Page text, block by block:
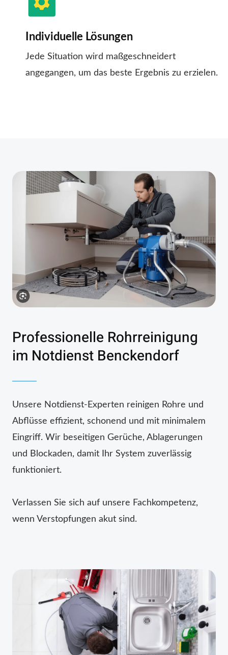
Individuelle Lösungen
Jede Situation wird maßgeschneidert
angegangen, um das beste Ergebnis zu erzielen.
Professionelle Rohrreinigung
im Notdienst Benckendorf
Unsere Notdienst-Experten reinigen Rohre und
Abflüsse effizient, schonend und mit minimalem
Eingriff. Wir beseitigen Gerüche, Ablagerungen
und Blockaden, damit Ihr System zuverlässig
funktioniert.
Verlassen Sie sich auf unsere Fachkompetenz,
wenn Verstopfungen akut sind.